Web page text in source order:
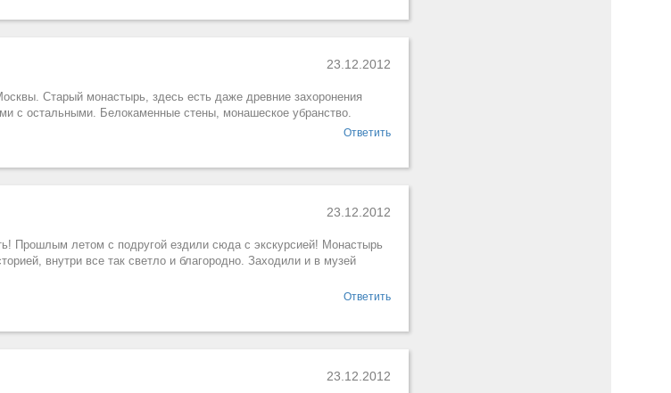
23.12.2012
Старый монастырь, здесь есть даже древние захоронения
с остальными. Белокаменные стены, монашеское убранство.
Ответить
23.12.2012
Прошлым летом с подругой ездили сюда с экскурсией! Монастырь
внутри все так светло и благородно. Заходили и в музей
Ответить
23.12.2012